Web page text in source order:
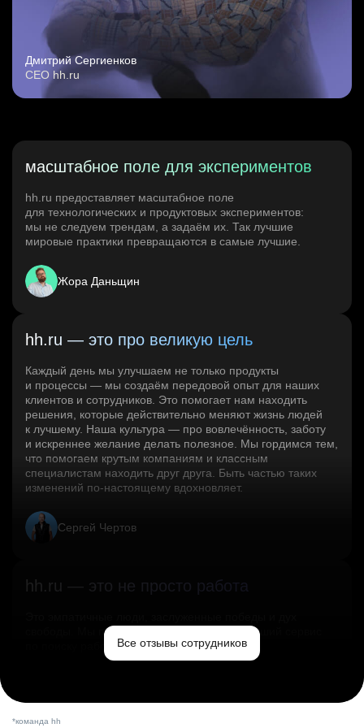
Дмитрий Сергиенков
CEO hh.ru
масштабное поле для экспериментов
hh.ru предоставляет масштабное поле
для технологических и продуктовых экспериментов:
мы не следуем трендам, а задаём их. Так лучшие
мировые практики превращаются в самые лучшие.
Жора Даньщин
hh.ru — это про великую цель
Каждый день мы улучшаем не только продукты
и процессы — мы создаём передовой опыт для наших
клиентов и сотрудников. Это помогает нам находить
решения, которые действительно меняют жизнь людей
к лучшему. Наша культура — про вовлечённость, заботу
и искреннее желание делать полезное. Мы гордимся тем,
что помогаем крутым компаниям и классным
специалистам находить друг друга. Быть частью таких
изменений по‑настоящему вдохновляет.
Сергей Чертов
hh.ru — это не просто работа
свободы. Мы помогаем миру и создаём лучший сервис
по поиску работы в стране.Все отзывы сотрудников
*команда hh